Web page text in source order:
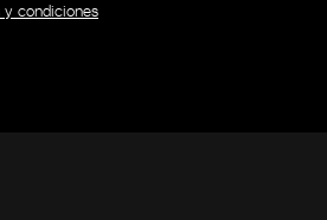
condiciones